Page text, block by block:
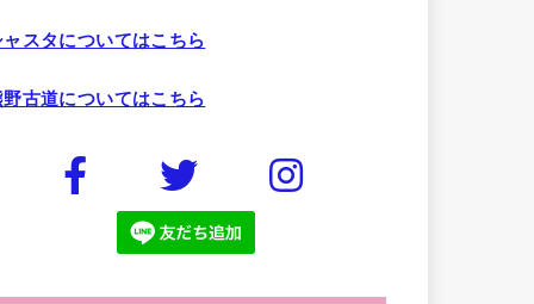
ャスタについてはこちら
野古道についてはこちら